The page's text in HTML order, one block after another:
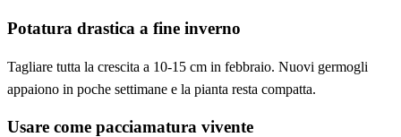
Potatura drastica a fine inverno
Tagliare tutta la crescita a 10-15 cm in febbraio. Nuovi germogli
appaiono in poche settimane e la pianta resta compatta.
Usare come pacciamatura vivente